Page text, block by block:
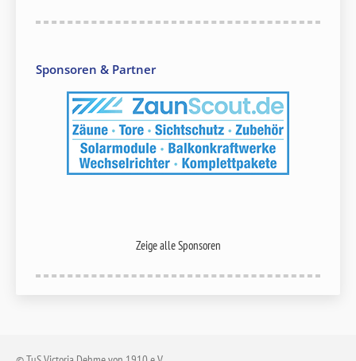
Sponsoren & Partner
Zeige alle Sponsoren